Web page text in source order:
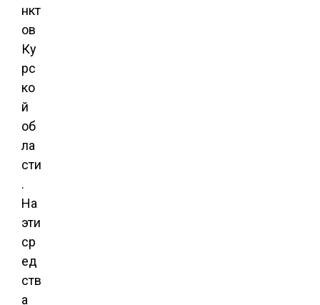
нкт
ов
Ку
рс
ко
й
об
ла
сти
.
На
эти
ср
ед
ств
а